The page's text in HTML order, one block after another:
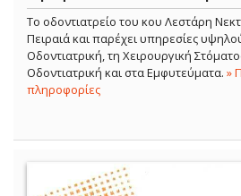
Το οδοντιατρείο του κου Λεστάρη
Πειραιά και παρέχει υπηρεσίες
Οδοντιατρική, τη Χειρουργική
Οδοντιατρική και στα Εμφυτεύματα. »
πληροφορίες